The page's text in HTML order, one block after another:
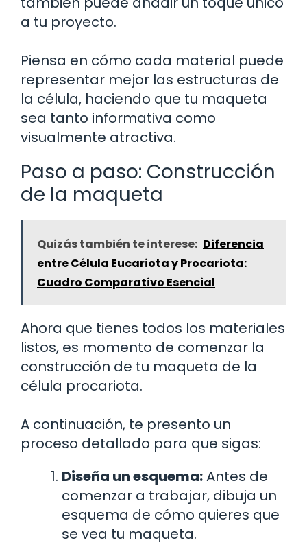
a tu proyecto.
Piensa en cómo cada material puede
representar mejor las estructuras de
la célula, haciendo que tu maqueta
sea tanto informativa como
visualmente atractiva.
Paso a paso: Construcción
de la maqueta
Quizás también te interese: Diferencia
entre Célula Eucariota y Procariota:
Cuadro Comparativo Esencial
Ahora que tienes todos los materiales
listos, es momento de comenzar la
construcción de tu maqueta de la
célula procariota.
A continuación, te presento un
proceso detallado para que sigas:
Diseña un esquema:Antes de
comenzar a trabajar, dibuja un
esquema de cómo quieres que
se vea tu maqueta.